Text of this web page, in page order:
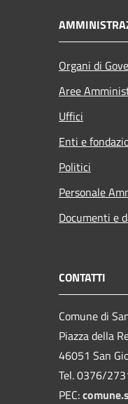
Organi di
Aree
Uffici
Enti e
Politici
Personale
Documenti e
CONTATTI
Comune di
Piazza della
46051 San
Tel. 0376/
PEC: